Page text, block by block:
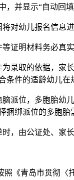
并显示“自动回
幼儿报名信息进
明材料务必真实
取的依据，家长
条件的适龄幼儿
位，多胞胎幼儿
捆绑派位的多胞
由公证处、家长
青岛市贯彻〈